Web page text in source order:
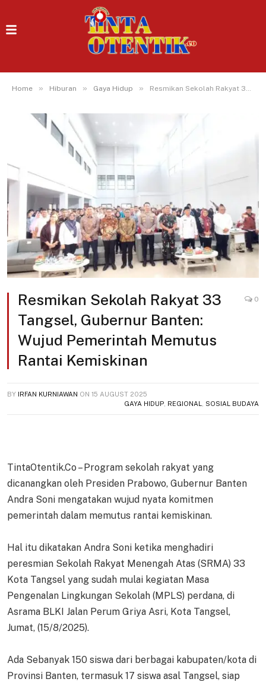
Home » Hiburan » Gaya Hidup » Resmikan Sekolah Rakyat 33 Tangsel, Gubernur Banten: Wujud Pemerintah Memutus Rantai Kemiskinan
Resmikan Sekolah Rakyat 33
Tangsel, Gubernur Banten:
Wujud Pemerintah Memutus
Rantai Kemiskinan
0
BY IRFAN KURNIAWAN ON 15 AUGUST 2025
GAYA HIDUP
REGIONAL SOSIAL BUDAYA
TintaOtentik.Co – Program sekolah rakyat yang
dicanangkan oleh Presiden Prabowo, Gubernur Banten
Andra Soni mengatakan wujud nyata komitmen
pemerintah dalam memutus rantai kemiskinan.
Hal itu dikatakan Andra Soni ketika menghadiri
peresmian Sekolah Rakyat Menengah Atas (SRMA) 33
Kota Tangsel yang sudah mulai kegiatan Masa
Pengenalan Lingkungan Sekolah (MPLS) perdana, di
Asrama BLKI Jalan Perum Griya Asri, Kota Tangsel,
Jumat, (15/8/2025).
Ada Sebanyak 150 siswa dari berbagai kabupaten/kota di
Provinsi Banten, termasuk 17 siswa asal Tangsel, siap